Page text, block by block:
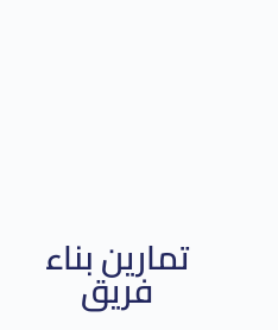
تمارين بناء
فريق